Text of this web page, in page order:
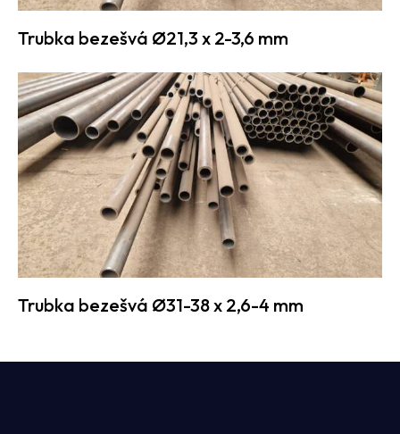
Trubka bezešvá Ø21,3 x 2-3,6 mm
Trubka bezešvá Ø31-38 x 2,6-4 mm